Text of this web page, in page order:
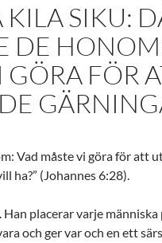
KILA SIKU:
DE
GÖRA FÖR
Vad måste vi göra för att
ha?” (Johannes 6:28).
Han placerar varje människa
och ger var och en ett